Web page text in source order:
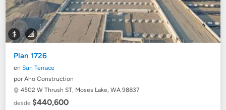
Plan 1726
enSun Terrace
por Aho Construction
4502 W Thrush ST, Moses Lake, WA 98837
desde$440,600